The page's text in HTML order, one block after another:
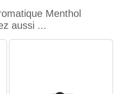
Menthol
aussi ...